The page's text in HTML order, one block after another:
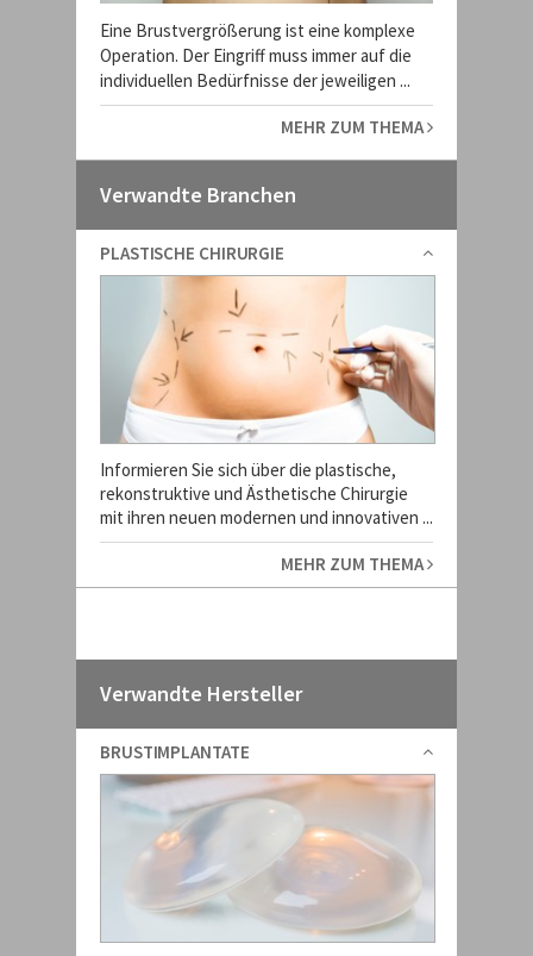
Eine Brustvergrößerung ist eine komplexe
Operation. Der Eingriff muss immer auf die
individuellen Bedürfnisse der jeweiligen ...
MEHR ZUM THEMA
Verwandte Branchen
PLASTISCHE CHIRURGIE
Informieren Sie sich über die plastische,
rekonstruktive und Ästhetische Chirurgie
mit ihren neuen modernen und innovativen ...
MEHR ZUM THEMA
Verwandte Hersteller
BRUSTIMPLANTATE